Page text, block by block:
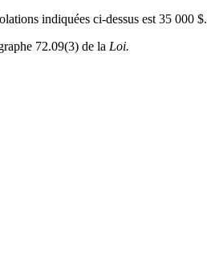
indiquées ci-dessus est 35 000 $.
72.09(3) de la Loi.